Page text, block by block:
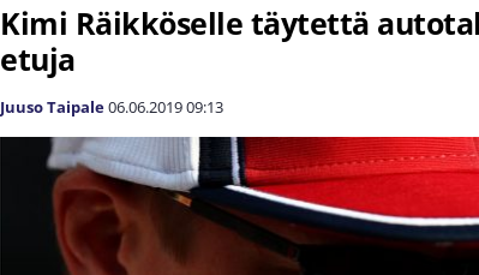
Kimi Räikköselle täytettä
etuja
Juuso Taipale06.06.201909:13